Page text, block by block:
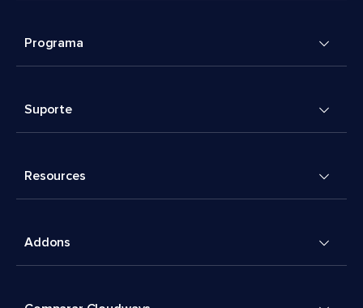
Programa
Suporte
Resources
Addons